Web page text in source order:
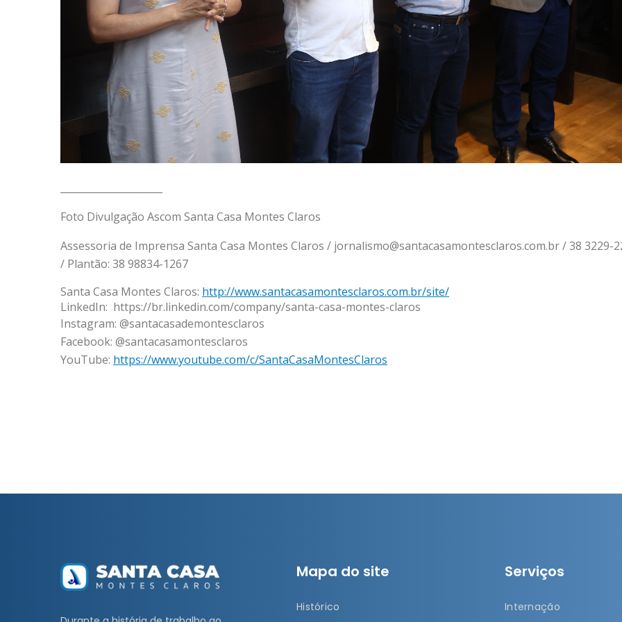
Foto Divulgação Ascom Santa Casa Montes Claros
Assessoria de Imprensa Santa Casa Montes Claros / jornalismo@santacasamontesclaros.com.br / 38 3229-
/ Plantão: 38 98834-1267
Santa Casa Montes Claros: http://www.santacasamontesclaros.com.br/site/
LinkedIn: https://br.linkedin.com/company/santa-casa-montes-claros
Instagram: @santacasademontesclaros
Facebook: @santacasamontesclaros
YouTube: https://www.youtube.com/c/SantaCasaMontesClaros
Mapa do site
Histórico
Serviços
Internação